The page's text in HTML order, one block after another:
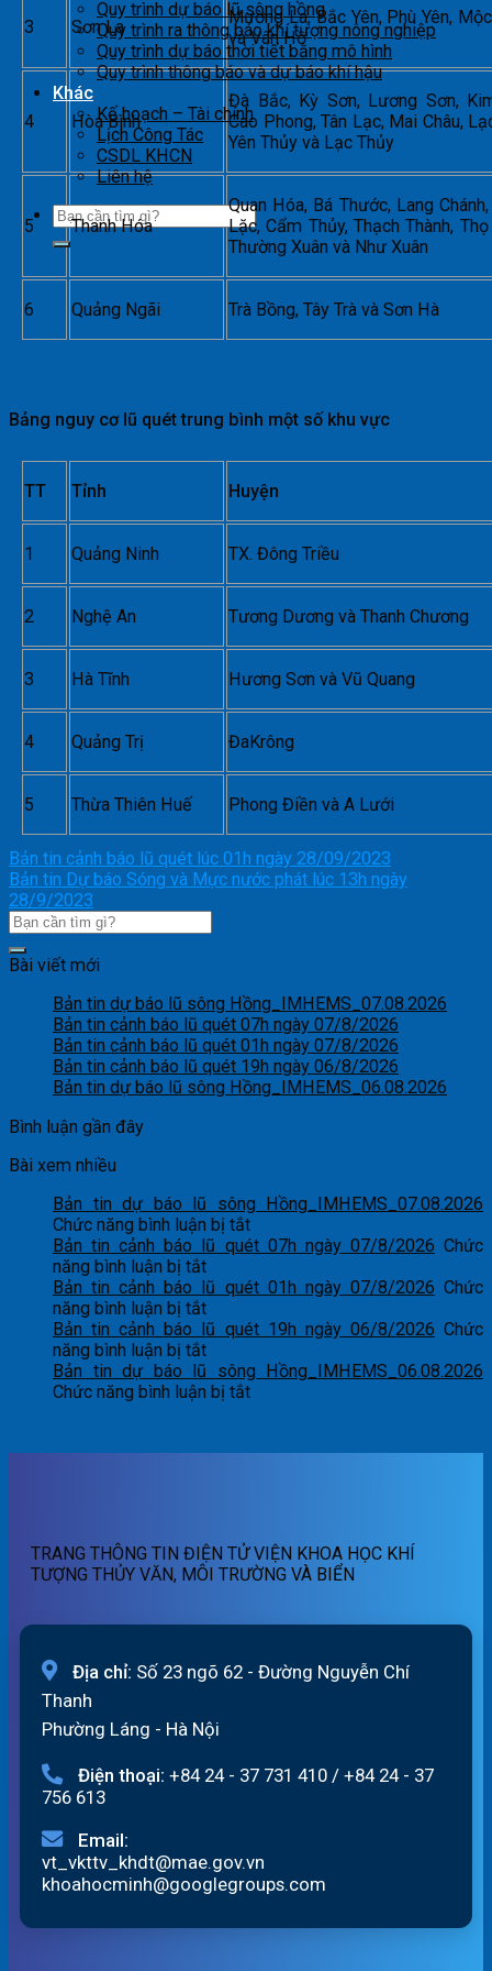
Quy trình dự báo lũ sông hồng
Quy trình ra thông báo khí tượng nông nghiệp
Quy trình dự báo thời tiết bằng mô hình
Quy trình thông báo và dự báo khí hậu
Khác
Kế hoạch – Tài chính
Lịch Công Tác
CSDL KHCN
Liên hệ
3 Sơn La
Mường La, Bắc Yên, Phù Yên,
và Vân Hồ
4 Hòa Bình
Đà Bắc, Kỳ Sơn, Lương Sơn,
Cao Phong, Tân Lạc, Mai Châu,
Yên Thủy và Lạc Thủy
5 Thanh Hóa
Quan Hóa, Bá Thước, Lang
Lặc, Cẩm Thủy, Thạch Thành, Thọ
Thường Xuân và Như Xuân
6 Quảng Ngãi Trà Bồng, Tây Trà và Sơn Hà
Bảng nguy cơ lũ quét trung bình một số khu vực
TT Tỉnh Huyện
1 Quảng Ninh TX. Đông Triều
2 Nghệ An Tương Dương và Thanh Chương
3 Hà Tĩnh Hương Sơn và Vũ Quang
4 Quảng Trị ĐaKrông
5 Thừa Thiên Huế Phong Điền và A Lưới
Bản tin cảnh báo lũ quét lúc 01h ngày 28/09/2023
Bản tin Dự báo Sóng và Mực nước phát lúc 13h ngày
28/9/2023
Bài viết mới
Bản tin dự báo lũ sông Hồng_IMHEMS_07.08.2026
Bản tin cảnh báo lũ quét 07h ngày 07/8/2026
Bản tin cảnh báo lũ quét 01h ngày 07/8/2026
Bản tin cảnh báo lũ quét 19h ngày 06/8/2026
Bản tin dự báo lũ sông Hồng_IMHEMS_06.08.2026
Bình luận gần đây
Bài xem nhiều
Bản tin dự báo lũ sông Hồng_IMHEMS_07.08.2026
Chức năng bình luận bị tắtở
Bản
dự
lũ
Hồng_IMHEMS_07.08.2026
Bản tin cảnh báo lũ quét 07h ngày 07/8/2026 Chức
năng bình luận bị tắtở
Bản
tin
cảnh
báo
lũ
quét
07/8/2026
Bản tin cảnh báo lũ quét 01h ngày 07/8/2026 Chức
năng bình luận bị tắtở
Bản
tin
cảnh
báo
01h
Bản tin cảnh báo lũ quét 19h ngày 06/8/2026 Chức
năng bình luận bị tắtở
Bản
tin
lũ
06/8/2026
Bản tin dự báo lũ sông Hồng_IMHEMS_06.08.2026
Chức năng bình luận bị tắtở
dự
TRANG THÔNG TIN ĐIỆN TỬ VIỆN KHOA HỌC KHÍ
TƯỢNG THỦY VĂN, MÔI TRƯỜNG VÀ BIỂN
Địa chỉ: Số 23 ngõ 62 - Đường Nguyễn Chí
Thanh
Phường Láng - Hà Nội
Điện thoại: +84 24 - 37 731 410 / +84 24 - 37
756 613
Email:
vt_vkttv_khdt@mae.gov.vn
khoahocminh@googlegroups.com